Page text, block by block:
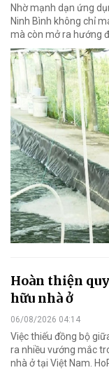
Nhờ mạnh dạn ứng
Ninh Bình không chỉ
mà còn mở ra hướng
Hoàn thiện
hữu nhà ở
06/08/2026 04:14
Việc thiếu đồng bộ
ra nhiều vướng mắc
nhà ở tại Việt Nam.